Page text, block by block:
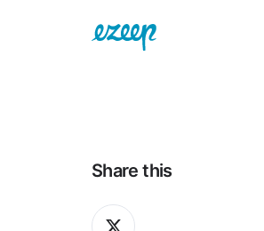
Share this
Share